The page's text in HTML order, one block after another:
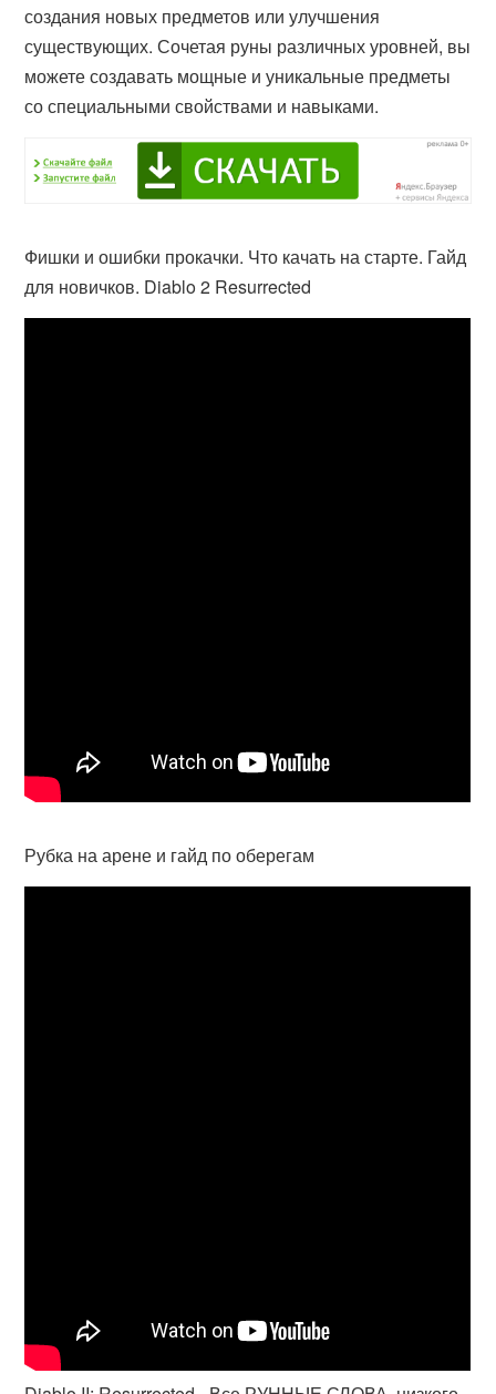
создания новых предметов или улучшения
существующих. Сочетая руны различных уровней, вы
можете создавать мощные и уникальные предметы
со специальными свойствами и навыками.
Фишки и ошибки прокачки. Что качать на старте. Гайд
для новичков. Diablo 2 Resurrected
Рубка на арене и гайд по оберегам